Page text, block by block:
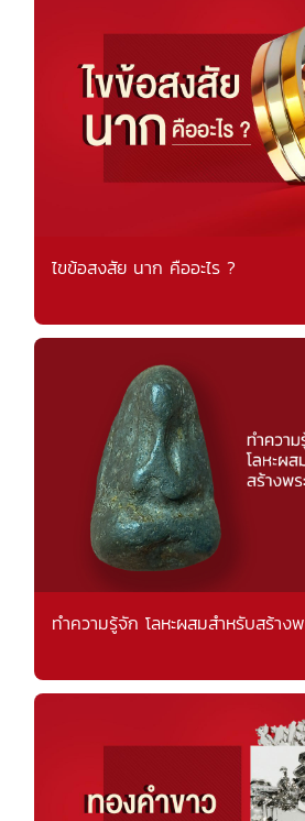
ไขข้อสงสัย นาก คืออะไร ?
ทำความรู้จัก โลหะผสมสำหรับสร้าง